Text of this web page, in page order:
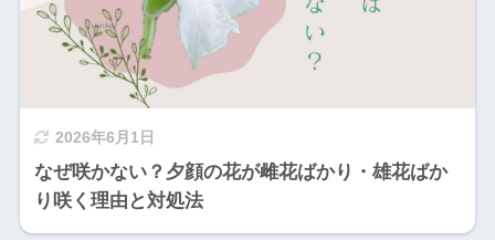
2026年6月1日
なぜ咲かない？夕顔の花が雌花ばかり・雄花ばか
り咲く理由と対処法